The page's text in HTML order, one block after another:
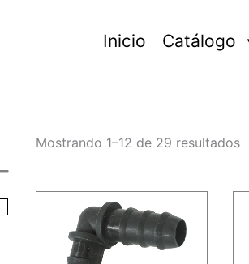
Inicio Catálogo
Mostrando 1–12 de 29 resultados